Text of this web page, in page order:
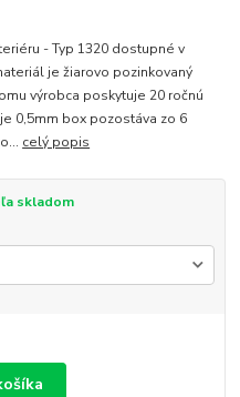
- Typ 1320 dostupné v
je žiarovo pozinkovaný
výrobca poskytuje 20 ročnú
0,5mm box pozostáva zo 6
celý popis
skladom